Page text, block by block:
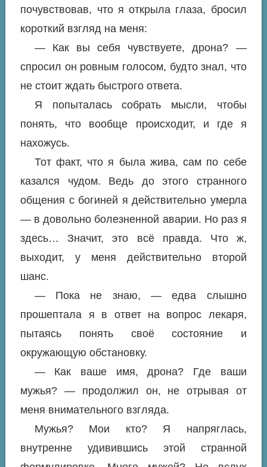
почувствовав, что я открыла глаза, бросил
короткий взгляд на меня:
— Как вы себя чувствуете, дрона? —
спросил он ровным голосом, будто знал, что
не стоит ждать быстрого ответа.
Я попыталась собрать мысли, чтобы
понять, что вообще происходит, и где я
нахожусь.
Тот факт, что я была жива, сам по себе
казался чудом. Ведь до этого странного
общения с богиней я действительно умерла
— в довольно болезненной аварии. Но раз я
здесь… Значит, это всё правда. Что ж,
выходит, у меня действительно второй
шанс.
— Пока не знаю, — едва слышно
прошептала я в ответ на вопрос лекаря,
пытаясь понять своё состояние и
окружающую обстановку.
— Как ваше имя, дрона? Где ваши
мужья? — продолжил он, не отрывая от
меня внимательного взгляда.
Мужья? Мои кто? Я напряглась,
внутренне удивившись этой странной